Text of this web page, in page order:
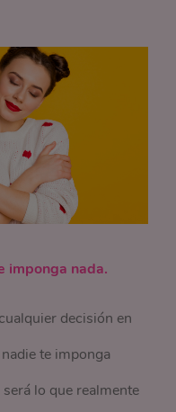
imponga nada.
decisión en
te imponga
lo que realmente